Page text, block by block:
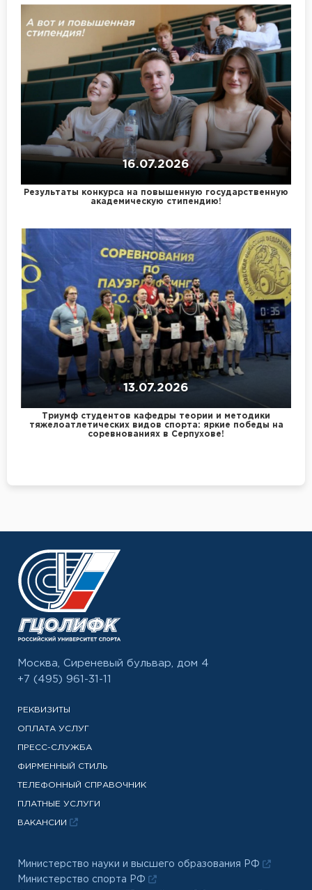
16.07.2026
Результаты конкурса на повышенную государственную
академическую стипендию!
13.07.2026
Триумф студентов кафедры теории и методики
тяжелоатлетических видов спорта: яркие победы на
соревнованиях в Серпухове!
Москва, Сиреневый бульвар, дом 4
+7 (495) 961-31-11
РЕКВИЗИТЫ
ОПЛАТА УСЛУГ
ПРЕСС-СЛУЖБА
ФИРМЕННЫЙ СТИЛЬ
ТЕЛЕФОННЫЙ СПРАВОЧНИК
ПЛАТНЫЕ УСЛУГИ
ВАКАНСИИ
Министерство науки и высшего образования РФ
Министерство спорта РФ